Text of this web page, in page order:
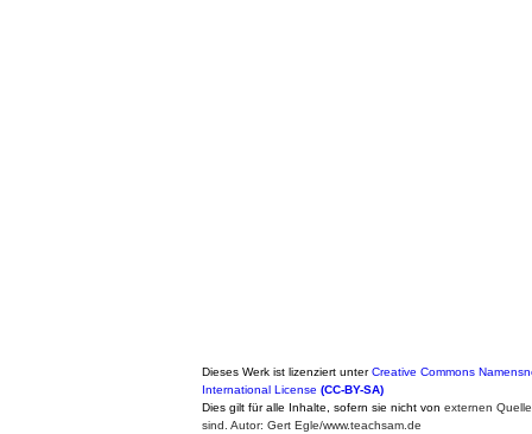
Dieses Werk ist lizenziert unterCreative Commons
International License (CC-BY-SA)
Dies gilt für alle Inhalte, sofern sie nicht von externen
sind. Autor: Gert Egle/www.teachsam.de